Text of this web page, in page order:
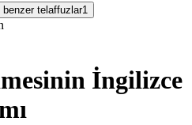
benzer telaffuzlar1
İngilizce